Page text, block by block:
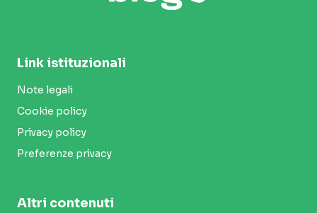
Link istituzionali
Note legali
Cookie policy
Privacy policy
Preferenze privacy
Altri contenuti